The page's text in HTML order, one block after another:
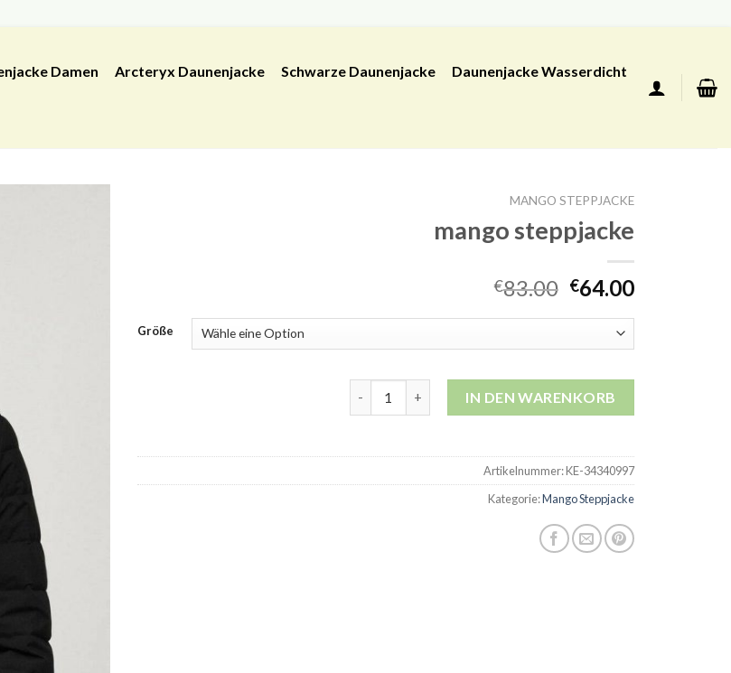
Damen Arcteryx Daunenjacke Schwarze Daunenjacke Daunenjacke Wasserdicht
MANGO STEPPJACKE
mango steppjacke
€83.00 €64.00
Größe
IN DEN WARENKORB
Artikelnummer:KE-34340997
Kategorie:Mango Steppjacke